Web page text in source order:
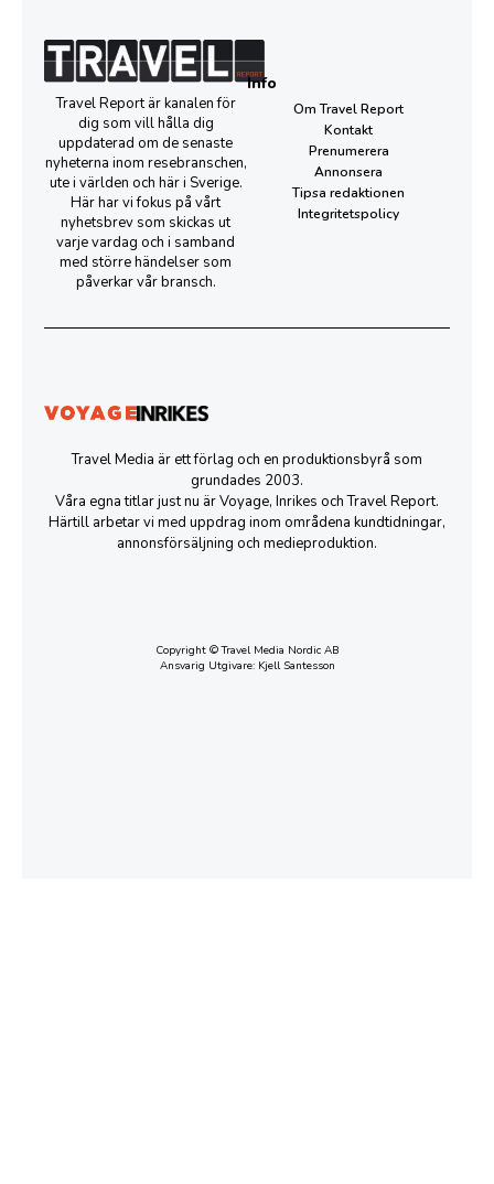
Travel Report är kanalen för
dig som vill hålla dig
uppdaterad om de senaste
nyheterna inom resebranschen,
ute i världen och här i Sverige.
Här har vi fokus på vårt
nyhetsbrev som skickas ut
varje vardag och i samband
med större händelser som
påverkar vår bransch.
Info
Om Travel Report
Kontakt
Prenumerera
Annonsera
Tipsa redaktionen
Integritetspolicy
Travel Media är ett förlag och en produktionsbyrå som
grundades 2003.
Våra egna titlar just nu är Voyage, Inrikes och Travel Report.
Härtill arbetar vi med uppdrag inom områdena kundtidningar,
annonsförsäljning och medieproduktion.
Copyright © Travel Media Nordic AB
Ansvarig Utgivare: Kjell Santesson